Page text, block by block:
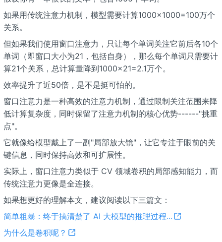
如果用传统注意力机制，模型需要计算1000×1000=100万个
关系。
但如果我们使用窗口注意力，只让每个单词关注它前后各10个
单词（即窗口大小为21，包括自身），那么每个单词只需要计
算21个关系，总计算量降到1000×21=2.1万个。
效率提升了近50倍，是不是挺可怕的。
窗口注意力是一种高效的注意力机制，通过限制关注范围来降
低计算复杂度，同时保留了注意力机制的核心优势------"挑重
点"。
它就像给模型戴上了一副"局部放大镜"，让它专注于眼前的关
键信息，同时保持高效和可扩展性。
实际上，窗口注意力类似于 CV 领域卷积的局部感知能力，而
传统注意力更像是全连接。
如果想更好的理解本文，建议阅读以下三篇文：
简单粗暴：终于搞清楚了 AI 大模型的推理过程...
为什么是卷积呢？